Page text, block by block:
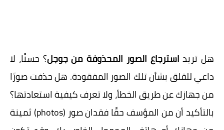
هل تريد استرجاع الصور المحذوفة من جوجل؟ حسنًا، لا
داعي للقلق بشأن تلك الصور المفقودة. هل حذفت صورًا
من جهازك عن طريق الخطأ، ولا تعرف كيفية استعادتها؟
بالتأكيد أن من المؤسف حقًا فقدان صور (photos) ثمينة